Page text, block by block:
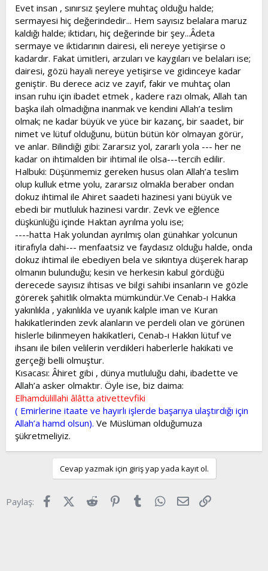
Evet insan , sınırsız şeylere muhtaç olduğu halde;
sermayesi hiç değerindedir... Hem sayısız belalara maruz
kaldığı halde; iktidarı, hiç değerinde bir şey...Âdeta
sermaye ve iktidarının dairesi, eli nereye yetişirse o
kadardır. Fakat ümitleri, arzuları ve kaygıları ve belaları ise;
dairesi, gözü hayali nereye yetişirse ve gidinceye kadar
geniştir. Bu derece aciz ve zayıf, fakir ve muhtaç olan
insan ruhu için ibadet etmek , kadere razı olmak, Allah tan
başka ilah olmadığına inanmak ve kendini Allah’a teslim
olmak; ne kadar büyük ve yüce bir kazanç, bir saadet, bir
nimet ve lütuf olduğunu, bütün bütün kör olmayan görür,
ve anlar. Bilindiği gibi: Zararsız yol, zararlı yola --- her ne
kadar on ihtimalden bir ihtimal ile olsa---tercih edilir.
Halbuki: Düşünmemiz gereken husus olan Allah’a teslim
olup kulluk etme yolu, zararsız olmakla beraber ondan
dokuz ihtimal ile Ahiret saadeti hazinesi yani büyük ve
ebedi bir mutluluk hazinesi vardır. Zevk ve eğlence
düşkünlüğü içinde Haktan ayrılma yolu ise;
----hatta Hak yolundan ayrılmış olan günahkar yolcunun
itirafıyla dahi--- menfaatsiz ve faydasız olduğu halde, onda
dokuz ihtimal ile ebediyen bela ve sıkıntıya düşerek harap
olmanın bulunduğu; kesin ve herkesin kabul gördüğü
derecede sayısız ihtisas ve bilgi sahibi insanların ve gözle
görerek şahitlik olmakta mümkündür.Ve Cenab-ı Hakka
yakınlıkla , yakınlıkla ve uyanık kalple iman ve Kuran
hakikatlerinden zevk alanların ve perdeli olan ve görünen
hislerle bilinmeyen hakikatleri, Cenab-ı Hakkın lütuf ve
ihsanı ile bilen velilerin verdikleri haberlerle hakikati ve
gerçeği belli olmuştur.
Kısacası: Âhiret gibi , dünya mutluluğu dahi, ibadette ve
Allah’a asker olmaktır. Öyle ise, biz daima:
Elhamdülillahi âlâtta ativettevfiki
( Emirlerine itaate ve hayırlı işlerde başarıya ulaştırdığı için
Allah’a hamd olsun). Ve Müslüman olduğumuza
şükretmeliyiz.
Cevap yazmak için giriş yap yada kayıt ol.
Paylaş: FacebookX (Twitter)
Reddit Pinterest
Tumblr WhatsApp
E-posta